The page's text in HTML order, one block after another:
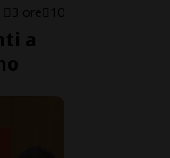
3 ore 10
a